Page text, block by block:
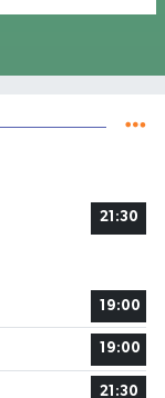
21:30
19:00
19:00
21:30